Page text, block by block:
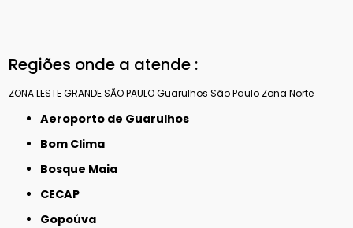
Regiões onde a atende :
ZONA LESTEGRANDE SÃO PAULOGuarulhos São Paulo Zona Norte
Aeroporto de Guarulhos
Bom Clima
Bosque Maia
CECAP
Gopoúva